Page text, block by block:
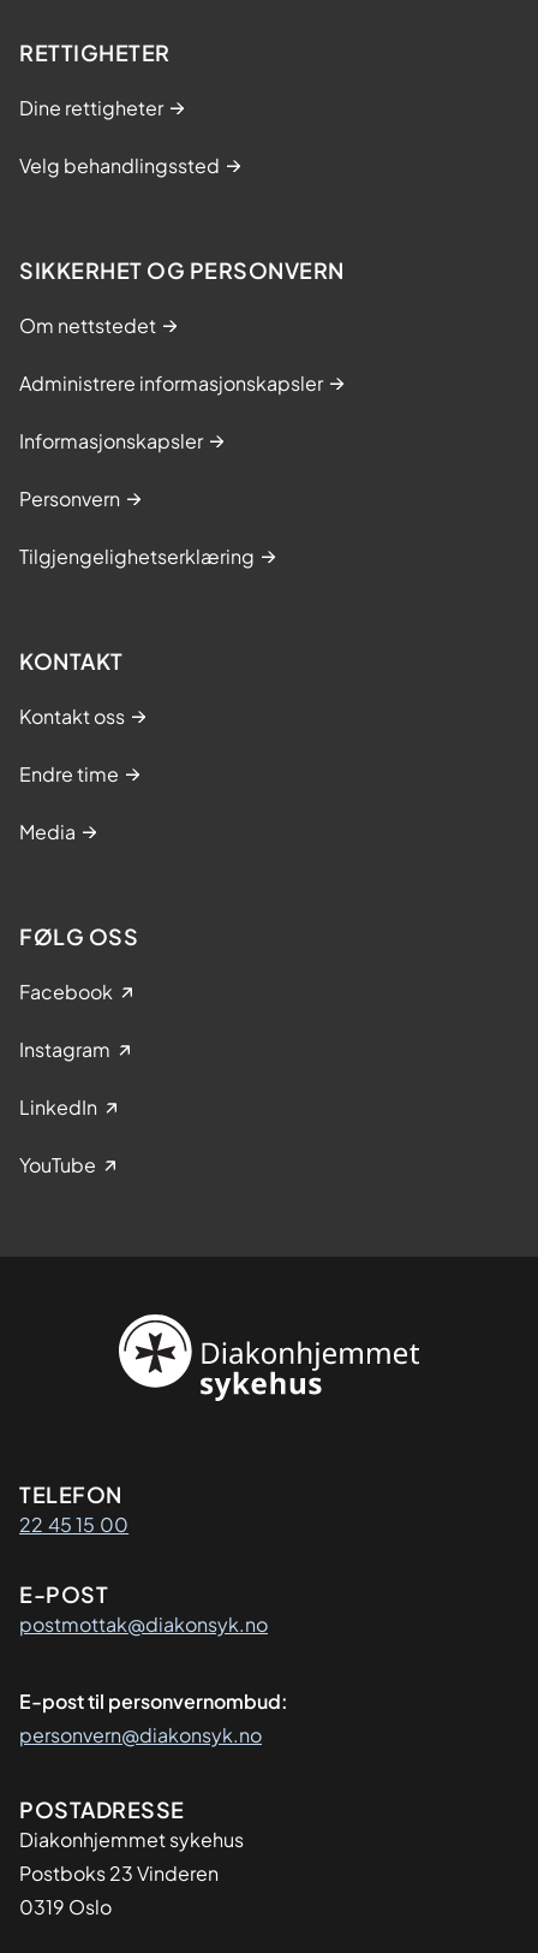
RETTIGHETER
Dine rettigheter
Velg behandlingssted
SIKKERHET OG PERSONVERN
Om nettstedet
Administrere informasjonskapsler
Informasjonskapsler
Personvern
Tilgjengelighetserklæring
KONTAKT
Kontakt oss
Endre time
Media
FØLG OSS
Facebook
Instagram
LinkedIn
YouTube
Kontaktinformasjon
TELEFON
22 45 15 00
E-POST
postmottak@diakonsyk.no
E-post til personvernombud:
personvern@diakonsyk.no
Adresse
POSTADRESSE
Diakonhjemmet sykehus
Postboks 23 Vinderen
0319 Oslo